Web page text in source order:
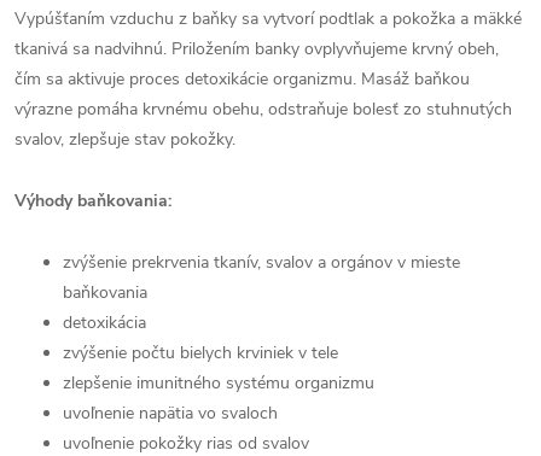
Vypúšťaním vzduchu z baňky sa vytvorí podtlak a pokožka a mäkké
tkanivá sa nadvihnú. Priložením banky ovplyvňujeme krvný obeh,
čím sa aktivuje proces detoxikácie organizmu. Masáž baňkou
výrazne pomáha krvnému obehu, odstraňuje bolesť zo stuhnutých
svalov, zlepšuje stav pokožky.
Výhody baňkovania:
zvýšenie prekrvenia tkanív, svalov a orgánov v mieste
baňkovania
detoxikácia
zvýšenie počtu bielych krviniek v tele
zlepšenie imunitného systému organizmu
uvoľnenie napätia vo svaloch
uvoľnenie pokožky rias od svalov